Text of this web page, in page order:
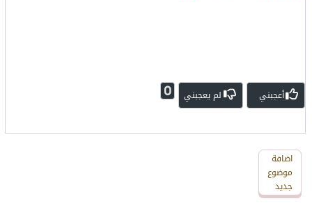
أعجبني لم يعجبني 0
اضافة
رد
جديد
اضافة
موضوع
جديد